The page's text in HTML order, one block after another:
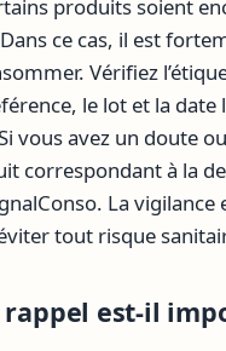
produits soient
ce cas, il est
Vérifiez
le lot et la date
vous avez un doute
correspondant à la
La vigilance
tout risque
rappel est-il